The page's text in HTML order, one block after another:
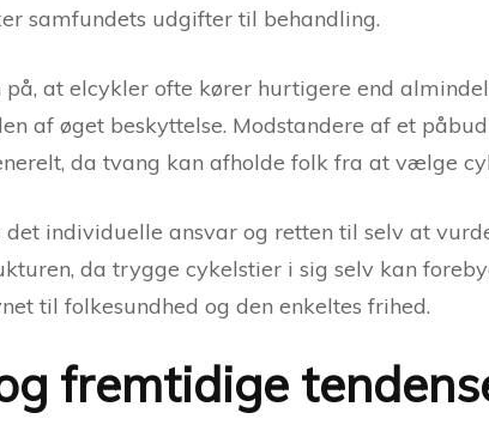
samfundets udgifter til behandling.
på, at elcykler ofte kører hurtigere end
af øget beskyttelse. Modstandere af et
da tvang kan afholde folk fra at vælge
individuelle ansvar og retten til selv at
da trygge cykelstier i sig selv kan
til folkesundhed og den enkeltes frihed.
fremtidige